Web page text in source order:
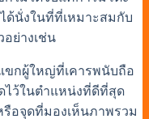
ด้นั่งในที่ที่เหมาะสมกับ
ย่างเช่น
ขกผู้ใหญ่ที่เคารพนับถือ
ไว้ในตำแหน่งที่ดีที่สุด
อจุดที่มองเห็นภาพรวม